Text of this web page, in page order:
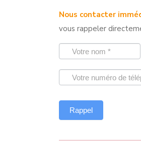
Nous contacter
vous rappeler